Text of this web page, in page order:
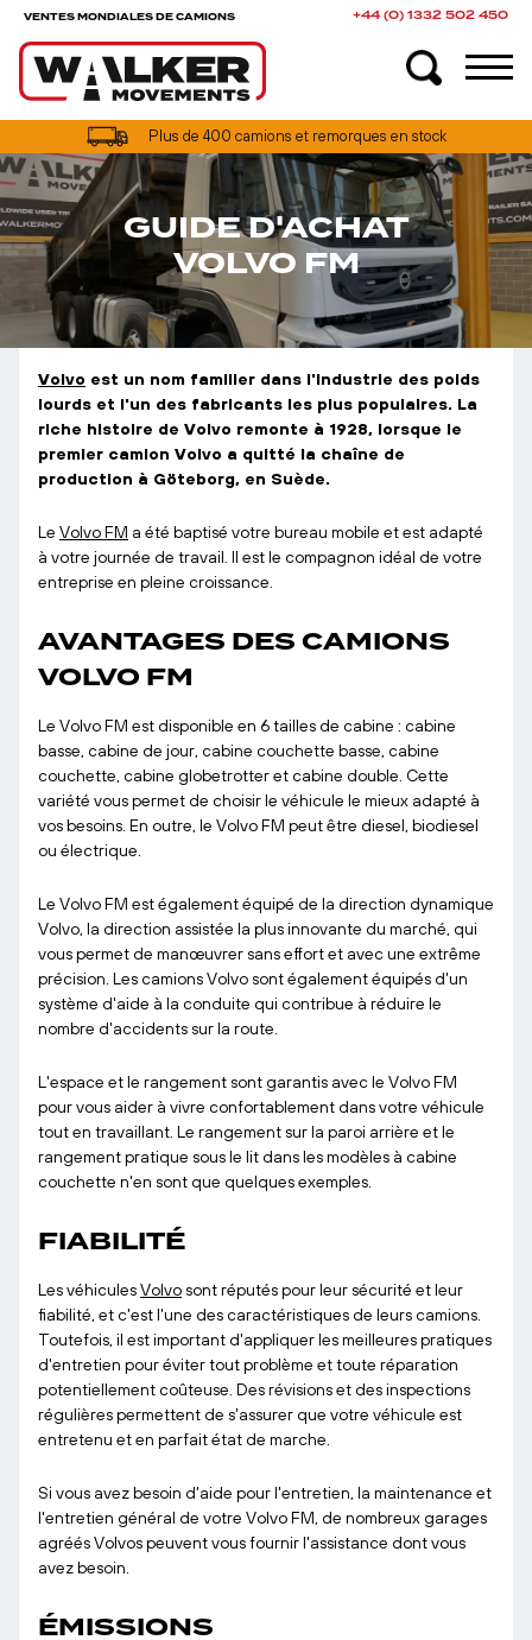
VENTES MONDIALES DE CAMIONS +44 (0) 1332 502 450
Plus de 400 camions et remorques en stock
GUIDE D'ACHAT
VOLVO FM
Volvo est un nom familier dans l'industrie des poids
lourds et l'un des fabricants les plus populaires. La
riche histoire de Volvo remonte à 1928, lorsque le
premier camion Volvo a quitté la chaîne de
production à Göteborg, en Suède.
Le Volvo FM a été baptisé votre bureau mobile et est adapté
à votre journée de travail. Il est le compagnon idéal de votre
entreprise en pleine croissance.
AVANTAGES DES CAMIONS
VOLVO FM
Le Volvo FM est disponible en 6 tailles de cabine : cabine
basse, cabine de jour, cabine couchette basse, cabine
couchette, cabine globetrotter et cabine double. Cette
variété vous permet de choisir le véhicule le mieux adapté à
vos besoins. En outre, le Volvo FM peut être diesel, biodiesel
ou électrique.
Le Volvo FM est également équipé de la direction dynamique
Volvo, la direction assistée la plus innovante du marché, qui
vous permet de manœuvrer sans effort et avec une extrême
précision. Les camions Volvo sont également équipés d'un
système d'aide à la conduite qui contribue à réduire le
nombre d'accidents sur la route.
L'espace et le rangement sont garantis avec le Volvo FM
pour vous aider à vivre confortablement dans votre véhicule
tout en travaillant. Le rangement sur la paroi arrière et le
rangement pratique sous le lit dans les modèles à cabine
couchette n'en sont que quelques exemples.
FIABILITÉ
Les véhiculesVolvo sont réputés pour leur sécurité et leur
fiabilité, et c'est l'une des caractéristiques de leurs camions.
Toutefois, il est important d'appliquer les meilleures pratiques
d'entretien pour éviter tout problème et toute réparation
potentiellement coûteuse. Des révisions et des inspections
régulières permettent de s'assurer que votre véhicule est
entretenu et en parfait état de marche.
Si vous avez besoin d'aide pour l'entretien, la maintenance et
l'entretien général de votre Volvo FM, de nombreux garages
agréés Volvos peuvent vous fournir l'assistance dont vous
avez besoin.
ÉMISSIONS